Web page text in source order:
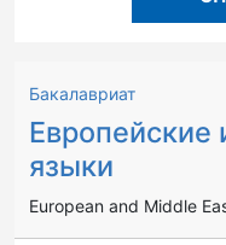
Бакалавриат
языки
European and Middle